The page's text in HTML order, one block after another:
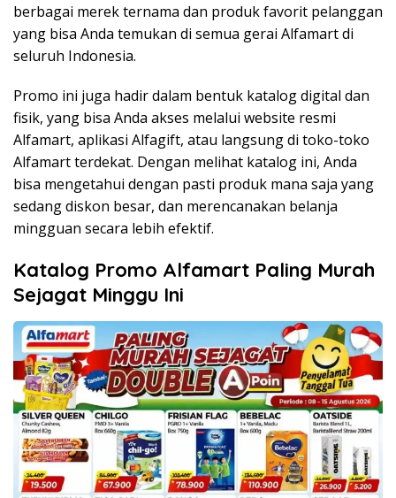
berbagai merek ternama dan produk favorit pelanggan
yang bisa Anda temukan di semua gerai Alfamart di
seluruh Indonesia.
Promo ini juga hadir dalam bentuk katalog digital dan
fisik, yang bisa Anda akses melalui website resmi
Alfamart, aplikasi Alfagift, atau langsung di toko-toko
Alfamart terdekat. Dengan melihat katalog ini, Anda
bisa mengetahui dengan pasti produk mana saja yang
sedang diskon besar, dan merencanakan belanja
mingguan secara lebih efektif.
Katalog Promo Alfamart Paling Murah
Sejagat Minggu Ini